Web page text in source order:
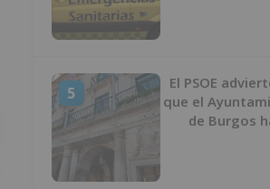
5
El PSOE
que el
de Burgos